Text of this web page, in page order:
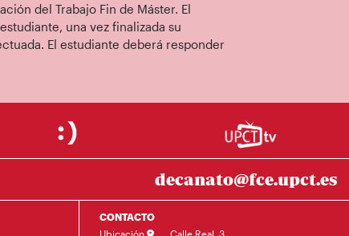
del Trabajo Fin de Máster. El
una vez finalizada su
El estudiante deberá responder
decanato@fce.upct.es
CONTACTO
Ubicación
Calle Real, 3